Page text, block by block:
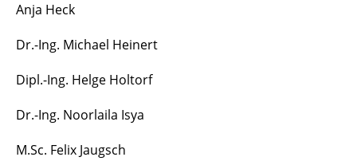
Anja Heck
Dr.-Ing. Michael Heinert
Dipl.-Ing. Helge Holtorf
Dr.-Ing. Noorlaila Isya
M.Sc. Felix Jaugsch